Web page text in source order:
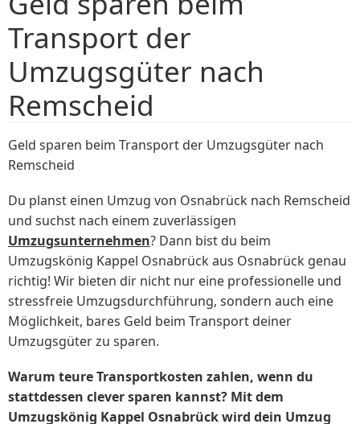
Transport der
Umzugsgüter nach
Remscheid
Geld sparen beim Transport der Umzugsgüter nach
Remscheid
Du planst einen Umzug von Osnabrück nach Remscheid
und suchst nach einem zuverlässigen
Umzugsunternehmen? Dann bist du beim
Umzugskönig Kappel Osnabrück aus Osnabrück genau
richtig! Wir bieten dir nicht nur eine professionelle und
stressfreie Umzugsdurchführung, sondern auch eine
Möglichkeit, bares Geld beim Transport deiner
Umzugsgüter zu sparen.
Warum teure Transportkosten zahlen, wenn du
stattdessen clever sparen kannst? Mit dem
Umzugskönig Kappel Osnabrück wird dein Umzug